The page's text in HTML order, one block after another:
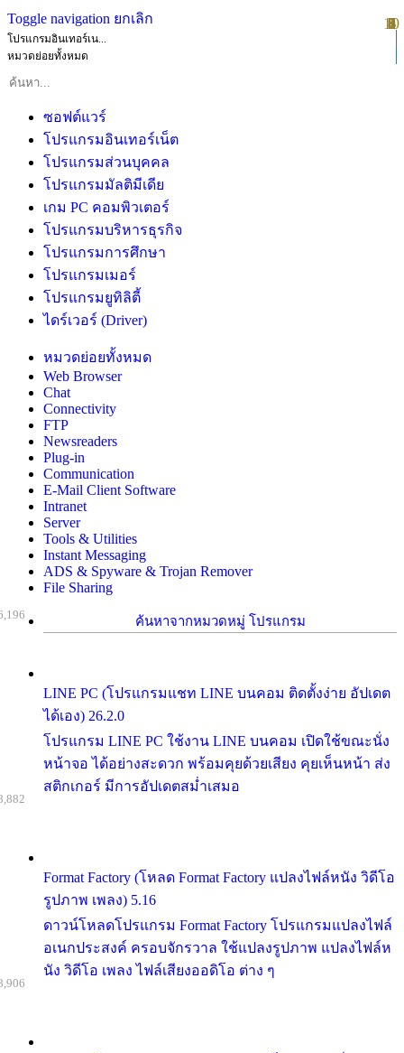
Toggle navigation ยกเลิก
โปรแกรมอินเทอร์เน...
หมวดย่อยทั้งหมด
ซอฟต์แวร์
โปรแกรมอินเทอร์เน็ต
โปรแกรมส่วนบุคคล
โปรแกรมมัลติมีเดีย
เกม PC คอมพิวเตอร์
โปรแกรมบริหารธุรกิจ
โปรแกรมการศึกษา
โปรแกรมเมอร์
โปรแกรมยูทิลิตี้
ไดร์เวอร์ (Driver)
หมวดย่อยทั้งหมด
Web Browser
Chat
Connectivity
FTP
Newsreaders
Plug-in
Communication
E-Mail Client Software
Intranet
Server
Tools & Utilities
Instant Messaging
ADS & Spyware & Trojan Remover
File Sharing
ค้นหาจากหมวดหมู่ โปรแกรม
LINE PC (โปรแกรมแชท LINE บนคอม ติดตั้งง่าย อัปเดต
ได้เอง) 26.2.0
โปรแกรม LINE PC ใช้งาน LINE บนคอม เปิดใช้ขณะนั่ง
หน้าจอ ได้อย่างสะดวก พร้อมคุยด้วยเสียง คุยเห็นหน้า ส่ง
สติกเกอร์ มีการอัปเดตสม่ำเสมอ
Format Factory (โหลด Format Factory แปลงไฟล์หนัง วิดีโอ
รูปภาพ เพลง) 5.16
ดาวน์โหลดโปรแกรม Format Factory โปรแกรมแปลงไฟล์
อเนกประสงค์ ครอบจักรวาล ใช้แปลงรูปภาพ แปลงไฟล์ห
นัง วิดีโอ เพลง ไฟล์เสียงออดิโอ ต่าง ๆ
1
2
3
4
5
6
7
8
9
10